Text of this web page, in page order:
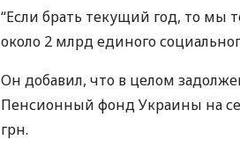
“Если брать текущий год, то мы
около 2 млрд единого
Он добавил, что в целом
Пенсионный фонд Украины на
грн.